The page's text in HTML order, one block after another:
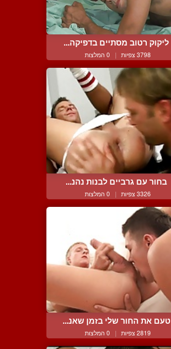
ליקוק רטוב מסתיים בדפיקה...
3798 צפיות | 0 המלצות
בחור עם גרביים לבנות נהנ...
3326 צפיות | 0 המלצות
טעם את החור שלי בזמן שאנ...
2819 צפיות | 0 המלצות